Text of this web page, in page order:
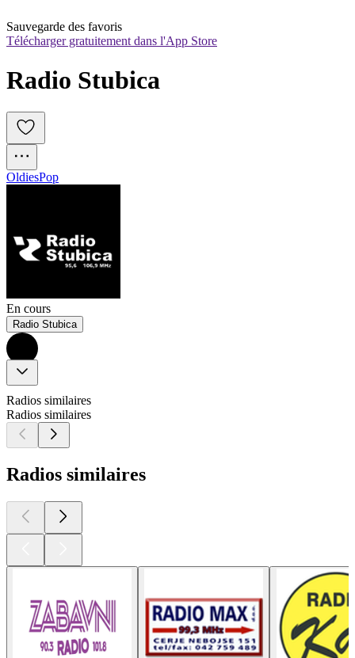
Sauvegarde des favoris
Télécharger gratuitement dans l'App Store
Radio Stubica
OldiesPop
En cours
Radio Stubica
Radios similaires
Radios similaires
Radios similaires